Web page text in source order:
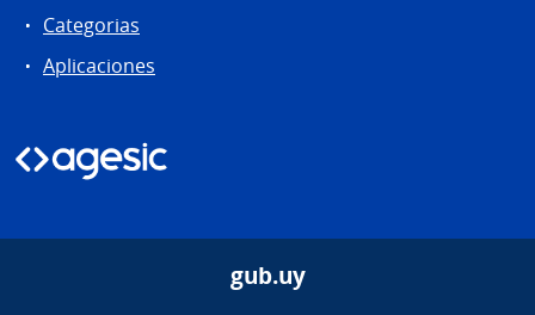
Categorias
Aplicaciones
gub.uy